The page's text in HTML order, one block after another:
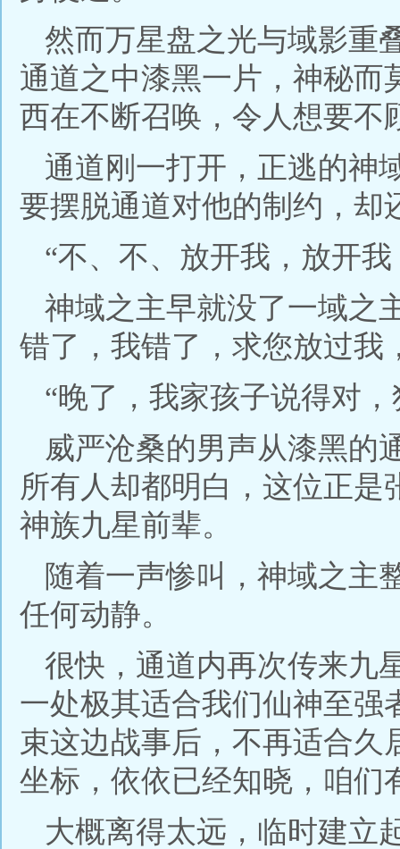
然而万星盘之光与域影重
通道之中漆黑一片，神秘而
西在不断召唤，令人想要不
通道刚一打开，正逃的神
要摆脱通道对他的制约，却
“不、不、放开我，放开我
神域之主早就没了一域之
错了，我错了，求您放过我
“晚了，我家孩子说得对
威严沧桑的男声从漆黑的
所有人却都明白，这位正
神族九星前辈。
随着一声惨叫，神域之主
任何动静。
很快，通道内再次传来九
一处极其适合我们仙神至强
束这边战事后，不再适合久
坐标，依依已经知晓，咱们
大概离得太远，临时建立